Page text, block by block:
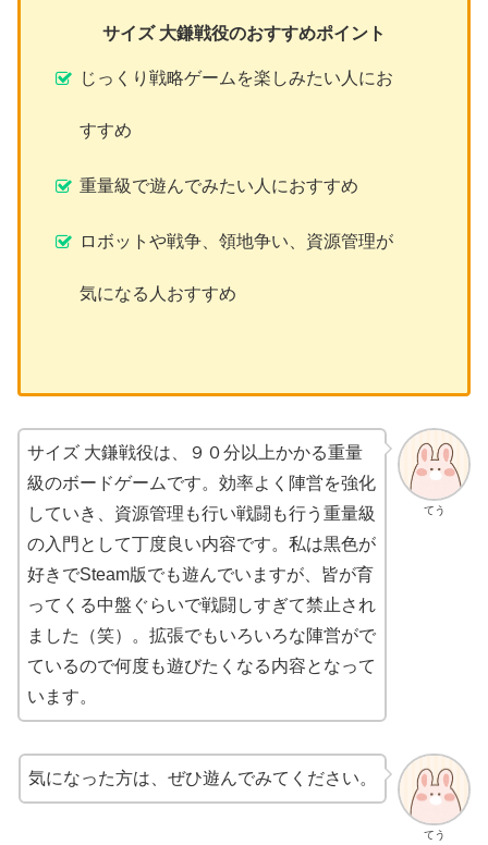
サイズ 大鎌戦役のおすすめポイント
じっくり戦略ゲームを楽しみたい人にお
すすめ
重量級で遊んでみたい人におすすめ
ロボットや戦争、領地争い、資源管理が
気になる人おすすめ
てう
サイズ 大鎌戦役は、９０分以上かかる重量
級のボードゲームです。効率よく陣営を強化
していき、資源管理も行い戦闘も行う重量級
の入門として丁度良い内容です。私は黒色が
好きでSteam版でも遊んでいますが、皆が育
ってくる中盤ぐらいで戦闘しすぎて禁止され
ました（笑）。拡張でもいろいろな陣営がで
ているので何度も遊びたくなる内容となって
います。
てう
気になった方は、ぜひ遊んでみてください。